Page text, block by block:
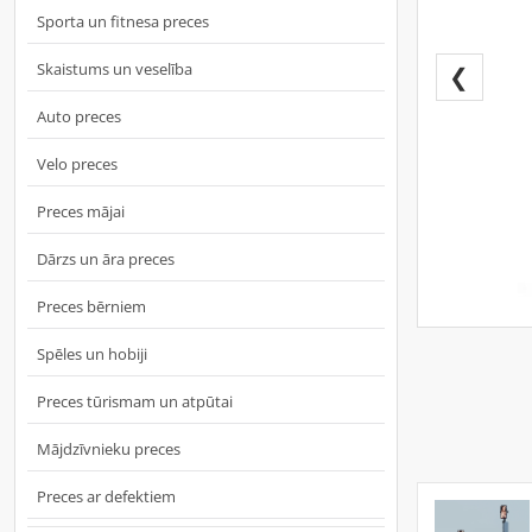
Sporta un fitnesa preces
Skaistums un veselība
Auto preces
Velo preces
Preces mājai
Dārzs un āra preces
Preces bērniem
Spēles un hobiji
Preces tūrismam un atpūtai
Mājdzīvnieku preces
Preces ar defektiem
❮